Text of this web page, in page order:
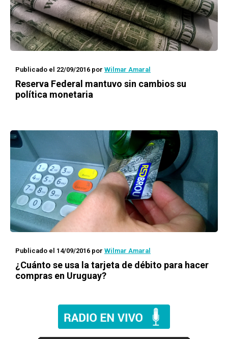
Publicado el 22/09/2016 por Wilmar Amaral
Reserva Federal mantuvo sin cambios su
política monetaria
Publicado el 14/09/2016 por Wilmar Amaral
¿Cuánto se usa la tarjeta de débito para hacer
compras en Uruguay?